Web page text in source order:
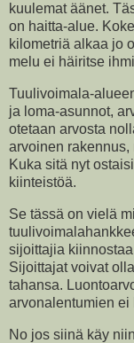
kuulemat äänet.
on haitta-alue.
kilometriä alkaa jo
melu ei häiritse
Tuulivoimala-
ja loma-asunnot,
otetaan arvosta
arvoinen
Kuka sitä nyt
kiinteistöä.
Se tässä on vielä
sijoittajia
Sijoittajat voivat
tahansa.
arvonalentumien
No jos siinä käy